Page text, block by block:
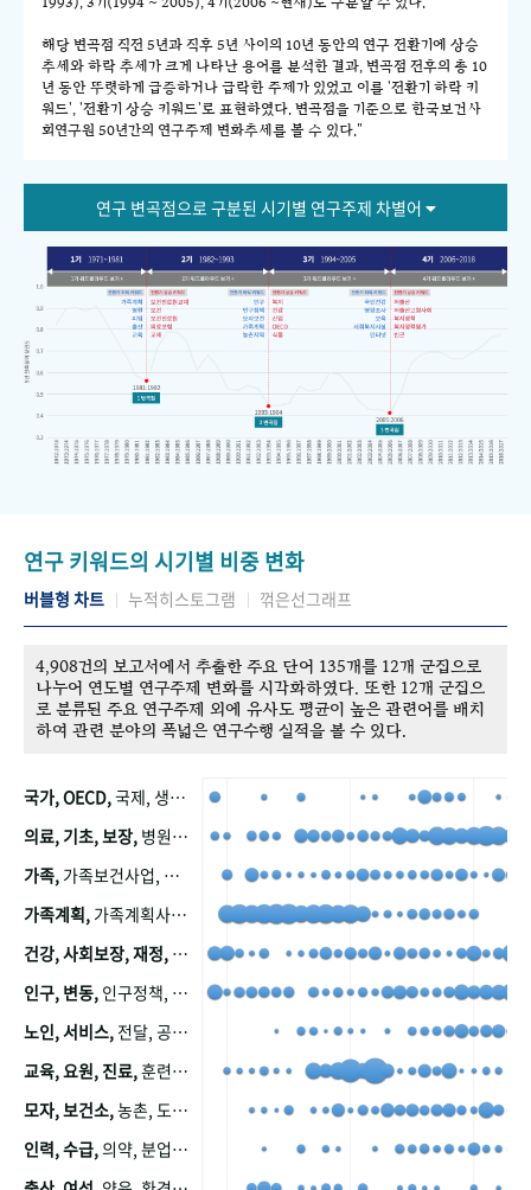
해당 변곡점 직전 5년과 직후 5년 사이의 10년 동안의 연구 전환기에 상승
추세와 하락 추세가 크게 나타난 용어를 분석한 결과, 변곡점 전후의 총 10
년 동안 뚜렷하게 급증하거나 급락한 주제가 있었고 이를 '전환기 하락 키
워드', '전환기 상승 키워드'로 표현하였다. 변곡점을 기준으로 한국보건사
회연구원 50년간의 연구주제 변화추세를 볼 수 있다."
연구 변곡점으로 구분된 시기별 연구주제 차별어
연구 키워드의 시기별 비중 변화
버블형 차트 누적히스토그램 꺾은선그래프
4,908건의 보고서에서 추출한 주요 단어 135개를 12개 군집으로
나누어 연도별 연구주제 변화를 시각화하였다. 또한 12개 군집으
로 분류된 주요 연구주제 외에 유사도 평균이 높은 관련어를 배치
하여 관련 분야의 폭넓은 연구수행 실적을 볼 수 있다.
국가, OECD,국제, 생산, 아시아, 태평양, 태평양지역, 참가
의료, 기초, 보장, 병원, 가정, 연금, 연계, 공적, 일본, 생활, 국민기초생활보장제도, 국민연금, 기금, 저소득층, 근로, 자활, 급여, 환자, 의료비, 모니터링, 한국복지패널, 소득, 지표, 빈곤, 노후, 장애인
가족, 가족보건사업, 산업, 친화, 전국, 출산력
가족계획, 가족계획사업, 가족계획사업평가, 한국가족계획사업, 피임, 보급, 부인, 자궁, 피임약
건강, 사회보장, 재정,
인구, 변동, 인구정책, 저출산, 고령사회, 고령화, 이동, 남북한, 지방자치단체, 컨설팅, 복지정책평가, 집, 사회개발
노인, 서비스, 전달, 공공, 보육, 수요, 공급, 사회서비스, 데이터, 보호, 요양, 아동, 예방, 청소년, 효율, 자원
교육, 요원, 진료,훈련, 보건요원, 마을, 마을건강사업, 보조원, 진료원, 보건진료원, 보건진료원교재
모자, 보건소,농촌, 도시, 금연, 농촌지역, 모자보건사업
인력, 수급,의약, 분업, 식품, 의약품, 의사, 안전